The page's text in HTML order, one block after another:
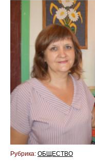
Рубрика: ОБЩЕСТВО